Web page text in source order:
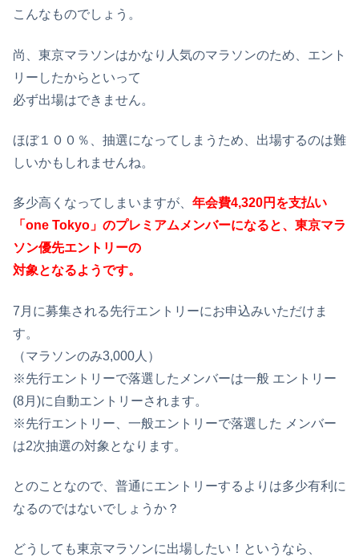
こんなものでしょう。
尚、東京マラソンはかなり人気のマラソンのため、エント
リーしたからといって
必ず出場はできません。
ほぼ１００％、抽選になってしまうため、出場するのは難
しいかもしれませんね。
多少高くなってしまいますが、 年会費4,320円を支払い
「one Tokyo」のプレミアムメンバーになると、東京マラ
ソン優先エントリーの
対象となるようです。
7月に募集される先行エントリーにお申込みいただけま
す。
（マラソンのみ3,000人）
※先行エントリーで落選したメンバーは一般 エントリー
(8月)に自動エントリーされます。
※先行エントリー、一般エントリーで落選した メンバー
は2次抽選の対象となります。
とのことなので、普通にエントリーするよりは多少有利に
なるのではないでしょうか？
どうしても東京マラソンに出場したい！というなら、